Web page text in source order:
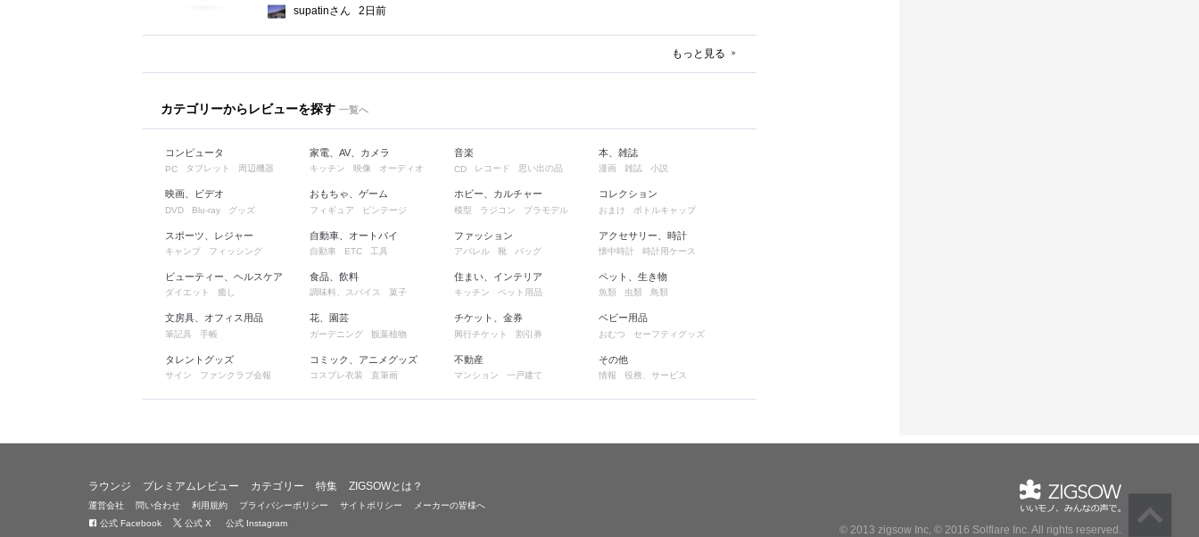
supatinさん
2日前
もっと見る
カテゴリーからレビューを探す 一覧へ
コンピュータ
PC タブレット 周辺機器
映画、ビデオ
DVD Blu-ray グッズ
スポーツ、レジャー
キャンプ フィッシング
ビューティー、ヘルスケア
ダイエット 癒し
文房具、オフィス用品
筆記具 手帳
タレントグッズ
サイン ファンクラブ会報
家電、AV、カメラ
キッチン 映像 オーディオ
おもちゃ、ゲーム
フィギュア ビンテージ
自動車、オートバイ
自動車 ETC 工具
食品、飲料
調味料、スパイス 菓子
花、園芸
ガーデニング 観葉植物
コミック、アニメグッズ
コスプレ衣装 直筆画
音楽
CD レコード 思い出の品
ホビー、カルチャー
模型 ラジコン プラモデル
ファッション
アパレル 靴 バッグ
住まい、インテリア
キッチン ペット用品
チケット、金券
興行チケット 割引券
不動産
マンション 一戸建て
本、雑誌
漫画 雑誌 小説
コレクション
おまけ ボトルキャップ
アクセサリー、時計
懐中時計 時計用ケース
ペット、生き物
魚類 虫類 鳥類
ベビー用品
おむつ セーフティグッズ
その他
情報 役務、サービス
ラウンジ プレミアムレビュー カテゴリー 特集 ZIGSOWとは？
運営会社 問い合わせ 利用規約 プライバシーポリシー サイトポリシー
メーカーの皆様へ
公式 Facebook
公式 X 公式 Instagram
© 2013 zigsow Inc, © 2016 Solflare Inc. All rights reserved.